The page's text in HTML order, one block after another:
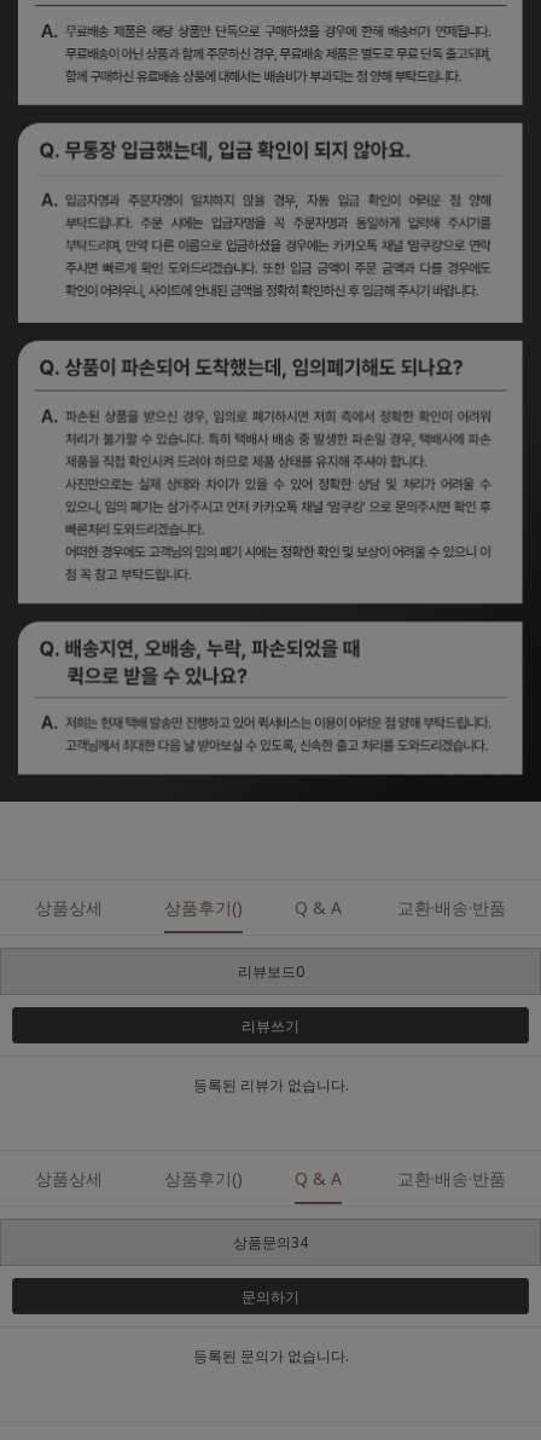
상품상세 상품후기() Q & A 교환·배송·반품
리뷰보드0
리뷰쓰기
등록된 리뷰가 없습니다.
상품상세 상품후기() Q & A 교환·배송·반품
상품문의34
문의하기
등록된 문의가 없습니다.